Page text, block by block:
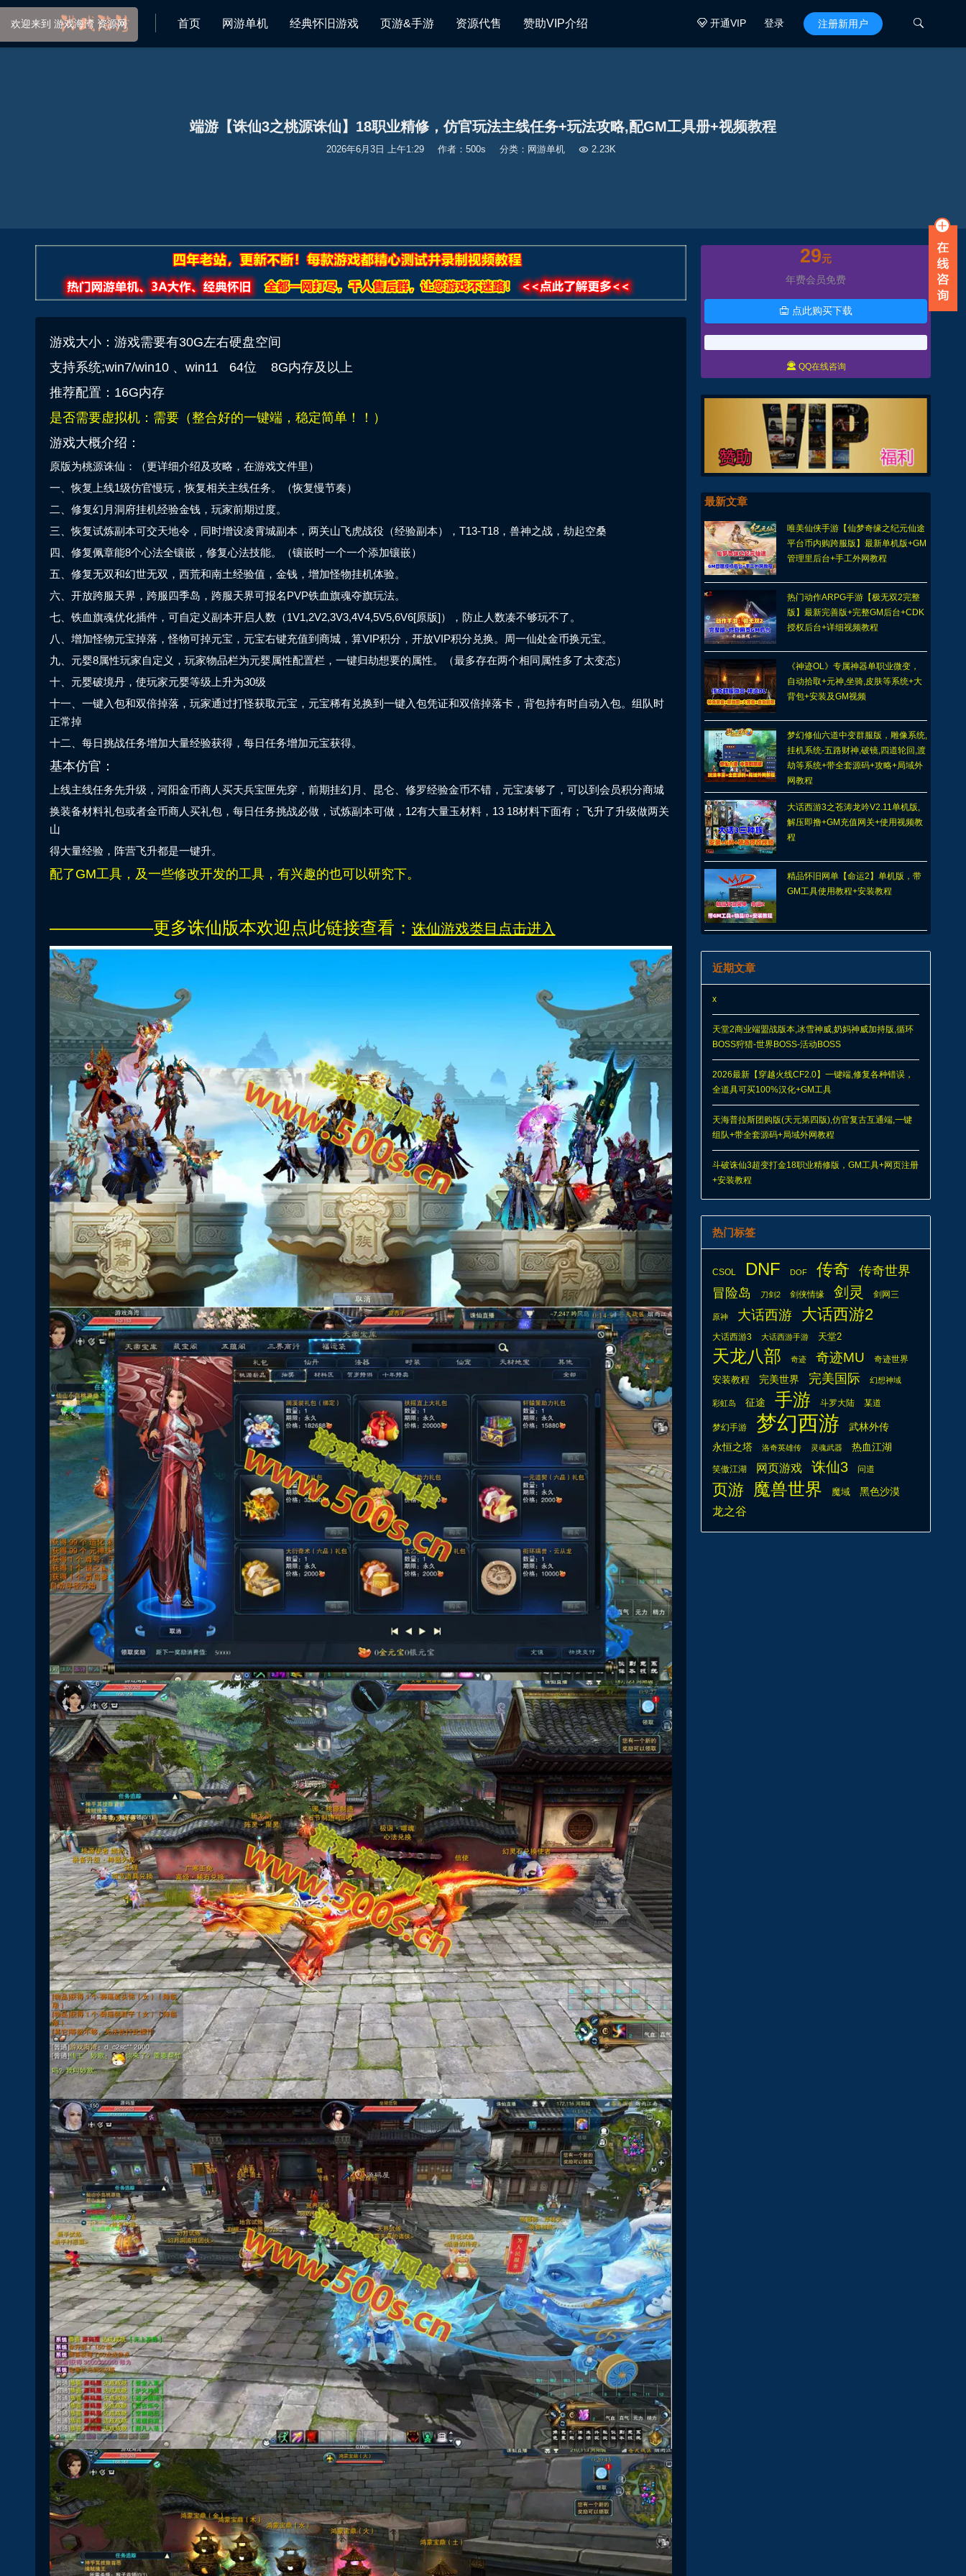
开通VIP 登录 注册新用户 
首页 网游单机 经典怀旧游戏 页游&手游 资源代售 赞助VIP介绍
端游【诛仙3之桃源诛仙】18职业精修，仿官玩法主线任务+玩法攻略,配GM工具册+视频教程
2026年6月3日 上午1:29 作者：500s 分类： 网游单机 2.23K
游戏大小：游戏需要有30G左右硬盘空间
支持系统;win7/win10 、win11 64位 8G内存及以上
推荐配置：16G内存
是否需要虚拟机：需要（整合好的一键端，稳定简单！！）
游戏大概介绍：
原版为桃源诛仙：（更详细介绍及攻略，在游戏文件里）
一、恢复上线1级仿官慢玩，恢复相关主线任务。（恢复慢节奏）
二、修复幻月洞府挂机经验金钱，玩家前期过度。
三、恢复试炼副本可交天地令，同时增设凌霄城副本，两关山飞虎战役（经验副本），T13-T18，兽神之战，劫起空桑
四、修复佩章能8个心法全镶嵌，修复心法技能。（镶嵌时一个一个添加镶嵌）
五、修复无双和幻世无双，西荒和南土经验值，金钱，增加怪物挂机体验。
六、开放跨服天界，跨服四季岛，跨服天界可报名PVP铁血旗魂夺旗玩法。
七、铁血旗魂优化插件，可自定义副本开启人数（1V1,2V2,3V3,4V4,5V5,6V6[原版]），防止人数凑不够玩不了。
八、增加怪物元宝掉落，怪物可掉元宝，元宝右键充值到商城，算VIP积分，开放VIP积分兑换。周一仙处金币换元宝。
九、元婴8属性玩家自定义，玩家物品栏为元婴属性配置栏，一键归劫想要的属性。（最多存在两个相同属性多了太变态）
十、元婴破境丹，使玩家元婴等级上升为30级
十一、一键入包和双倍掉落，玩家通过打怪获取元宝，元宝稀有兑换到一键入包凭证和双倍掉落卡，背包持有时自动入包。组队时
正常掉
十二、每日挑战任务增加大量经验获得，每日任务增加元宝获得。
基本仿官：
上线主线任务先升级，河阳金币商人买天兵宝匣先穿，前期挂幻月、昆仑、修罗经验金币不错，元宝凑够了，可以到会员积分商城
换装备材料礼包或者金币商人买礼包，每日任务挑战必做，试炼副本可做，12有大量玉材料，13 18材料下面有；飞升了升级做两关
山
得大量经验，阵营飞升都是一键升。
配了GM工具，及一些修改开发的工具，有兴趣的也可以研究下。
——————更多诛仙版本欢迎点此链接查看： 诛仙游戏类目点击进入
29元
年费会员免费
 点此购买下载
 QQ在线咨询
最新文章
唯美仙侠手游【仙梦奇缘之纪元仙途
平台币内购跨服版】最新单机版+GM
管理里后台+手工外网教程
​​热门动作ARPG手游【极无双2完整
版】最新完善版+完整GM后台+CDK
授权后台+详细视频教程
《神迹OL》专属神器单职业微变，
自动拾取+元神,坐骑,皮肤等系统+大
背包+安装及GM视频
梦幻修仙六道中变群服版，雕像系统,
挂机系统-五路财神,破镜,四道轮回,渡
劫等系统+带全套源码+攻略+局域外
网教程
大话西游3之苍涛龙吟V2.11单机版,
解压即撸+GM充值网关+使用视频教
程
精品怀旧网单【命运2】单机版，带
GM工具使用教程+安装教程
近期文章
x
天堂2商业端盟战版本,冰雪神威,奶妈神威加持版,循环
BOSS狩猎-世界BOSS-活动BOSS
2026最新【穿越火线CF2.0】一键端,修复各种错误，
全道具可买100%汉化+GM工具
天海普拉斯团购版(天元第四版),仿官复古互通端,一键
组队+带全套源码+局域外网教程
斗破诛仙3超变打金18职业精修版，GM工具+网页注册
+安装教程
热门标签
CSOL DNF DOF 传奇 传奇世界
冒险岛 刀剑2 剑侠情缘 剑灵 剑网三
原神 大话西游 大话西游2
大话西游3 大话西游手游 天堂2
天龙八部 奇迹 奇迹MU 奇迹世界
安装教程 完美世界 完美国际 幻想神域
彩虹岛 征途 手游 斗罗大陆 某道
梦幻手游 梦幻西游
武林外传
永恒之塔
洛奇英雄传 灵魂武器 热血江湖
笑傲江湖 网页游戏 诛仙3 问道
页游 魔兽世界 魔域 黑色沙漠
龙之谷